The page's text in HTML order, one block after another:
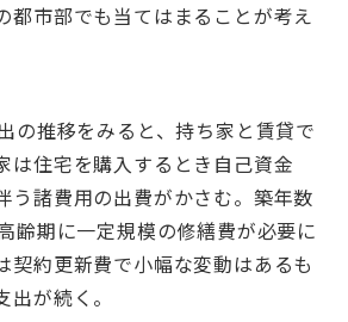
都市部でも当てはまることが考え
の推移をみると、持ち家と賃貸で
は住宅を購⼊するとき⾃⼰資⾦
う諸費⽤の出費がかさむ。築年数
齢期に⼀定規模の修繕費が必要に
契約更新費で⼩幅な変動はあるも
が続く。